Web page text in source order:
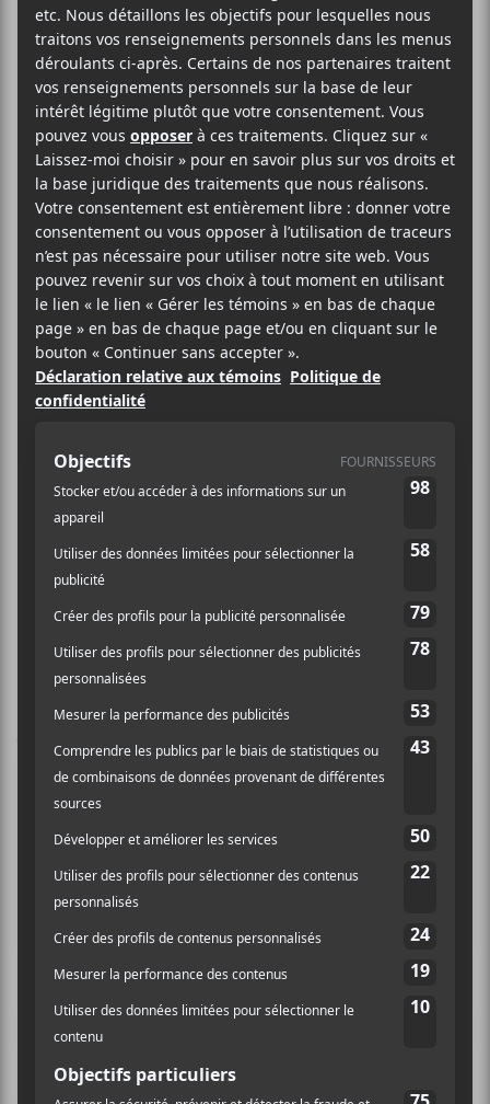
DÉTAILS
Date :
2018-03-27
Heure :
18:30 - 22:30
Prix :
27.5€
Catégorie
d’Évènement:
Spectacle
Site :
https://www.billetterie.e
ramme/calexico
LIEU
Elysée Montmartre
72 Boulevard
Rochechouard
Paris, France
Voir Lieu site web
Laissez un commentaire
Commentaire
Email (ne sera pas publié) (obligatoire)